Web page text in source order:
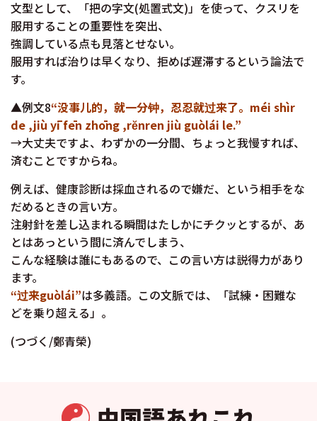
文型として、「把の字文(処置式文)」を使って、クスリを
服用することの重要性を突出、
強調している点も見落とせない。
服用すれば治りは早くなり、拒めば遅滞するという論法で
す。
▲例文8“没事儿的，就一分钟，忍忍就过来了。méi shìr
de ,jiù yī fēn zhōng ,rĕnren jiù guòlái le.”
→大丈夫ですよ、わずかの一分間、ちょっと我慢すれば、
済むことですからね。
例えば、健康診断は採血されるので嫌だ、という相手をな
だめるときの言い方。
注射針を差し込まれる瞬間はたしかにチクッとするが、あ
とはあっという間に済んでしまう、
こんな経験は誰にもあるので、この言い方は説得力があり
ます。
“过来guòlái”は多義語。この文脈では、「試練・困難な
どを乗り超える」。
(つづく/鄭青榮)